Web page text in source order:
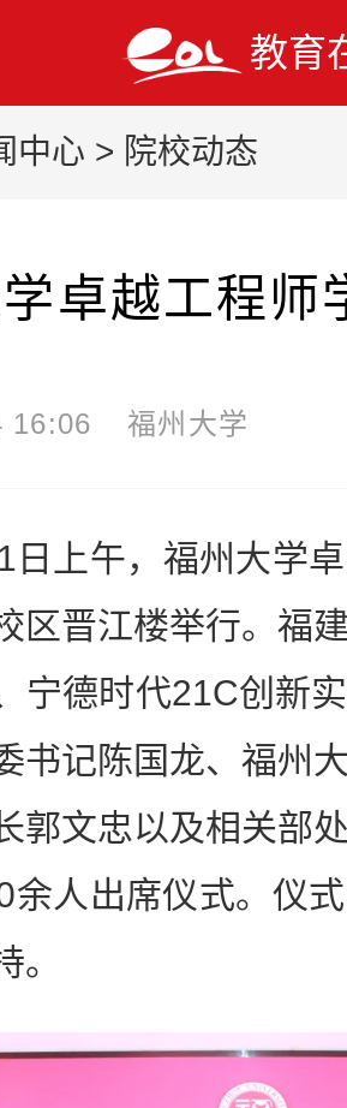
教育
中心 > 院校动态
卓越工程师
16:06 福州大学
午，福州大学卓
区晋江楼举行。福
宁德时代21C创新
书记陈国龙、福州
郭文忠以及相关部
余人出席仪式。仪
。